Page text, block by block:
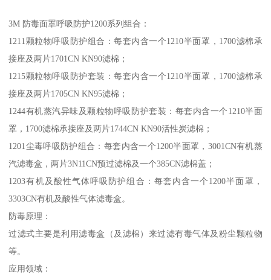
3M 防毒面罩呼吸防护1200系列组合：
1211颗粒物呼吸防护组合：每套内含一个1210半面罩，1700滤棉承
接座及两片1701CN KN90滤棉；
1215颗粒物呼吸防护套装：每套内含一个1210半面罩，1700滤棉承
接座及两片1705CN KN95滤棉；
1244有机蒸汽异味及颗粒物呼吸防护套装：每套内含一个1210半面
罩，1700滤棉承接座及两片1744CN KN90活性炭滤棉；
1201尘毒呼吸防护组合：每套内含一个1200半面罩，3001CN有机蒸
汽滤毒盒，两片3N11CN预过滤棉及一个385CN滤棉盖；
1203有机及酸性气体呼吸防护组合：每套内含一个1200半面罩，
3303CN有机及酸性气体滤毒盒。
防毒原理：
过滤式主要是利用滤毒盒（及滤棉）来过滤有毒气体及粉尘颗粒物
等。
应用领域：